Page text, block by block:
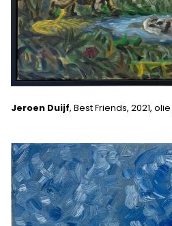
Jeroen Duijf, Best Friends, 2021,